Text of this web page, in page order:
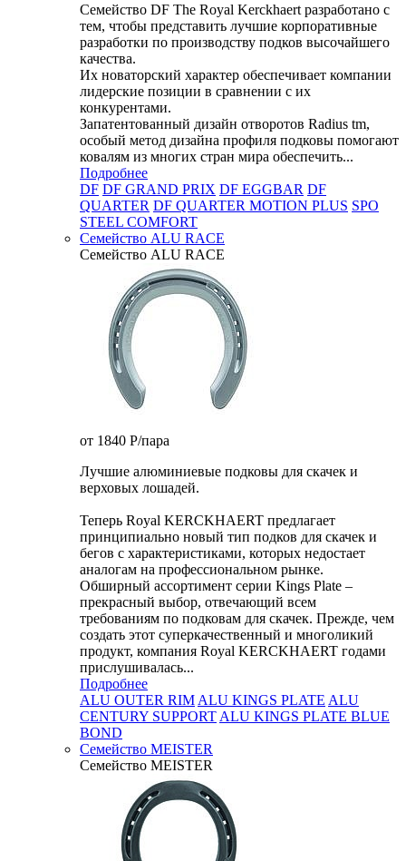
Семейство DF The Royal Kerckhaert разработано с
тем, чтобы представить лучшие корпоративные
разработки по производству подков высочайшего
качества.
Их новаторский характер обеспечивает компании
лидерские позиции в сравнении с их
конкурентами.
Запатентованный дизайн отворотов Radius tm,
особый метод дизайна профиля подковы помогают
ковалям из многих стран мира обеспечить...
Подробнее
DF DF GRAND PRIX DF EGGBAR DF
QUARTER DF QUARTER MOTION PLUS SPO
STEEL COMFORT
Семейство ALU RACE
Семейство ALU RACE
от 1840 P/пара
Лучшие алюминиевые подковы для скачек и
верховых лошадей.
Теперь Royal KERCKHAERT предлагает
принципиально новый тип подков для скачек и
бегов с характеристиками, которых недостает
аналогам на профессиональном рынке.
Обширный ассортимент серии Kings Plate –
прекрасный выбор, отвечающий всем
требованиям по подковам для скачек. Прежде, чем
создать этот суперкачественный и многоликий
продукт, компания Royal KERCKHAERT годами
прислушивалась...
Подробнее
ALU OUTER RIM ALU KINGS PLATE ALU
CENTURY SUPPORT ALU KINGS PLATE BLUE
BOND
Семейство МEISTER
Семейство МEISTER